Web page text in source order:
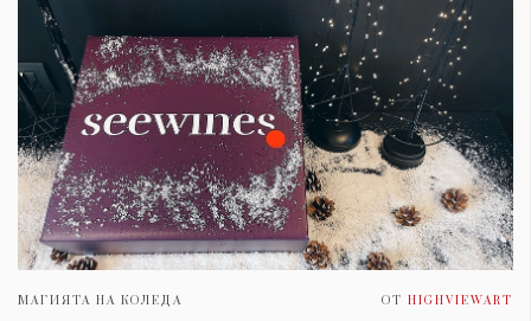
МАГИЯТА НА КОЛЕДА ОТ HIGHVIEWART